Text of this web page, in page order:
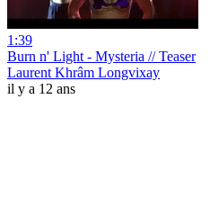
1:39
Burn n' Light - Mysteria // Teaser
Laurent Khrâm Longvixay
il y a 12 ans